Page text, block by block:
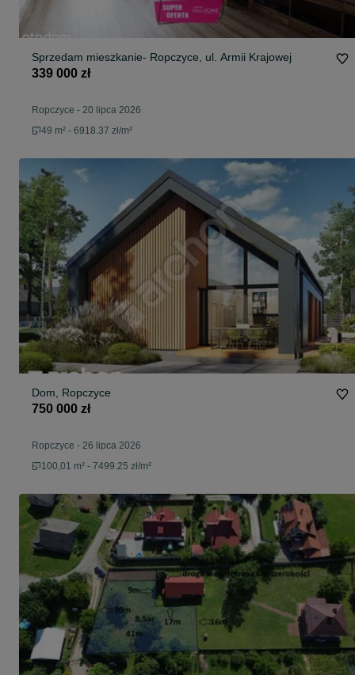
Sprzedam mieszkanie- Ropczyce, ul. Armii Krajowej
339 000 zł
Ropczyce - 20 lipca 2026
49 m² - 6918.37 zł/m²
Dom, Ropczyce
750 000 zł
Ropczyce - 26 lipca 2026
100,01 m² - 7499.25 zł/m²